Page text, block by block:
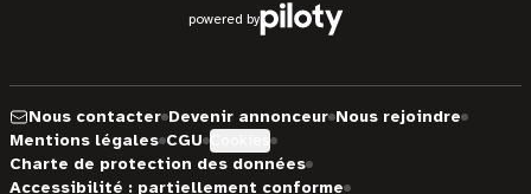
powered by
Nous contacter Devenir annonceur Nous rejoindre
Mentions légales CGU
Charte de protection des données
Accessibilité : partiellement conforme